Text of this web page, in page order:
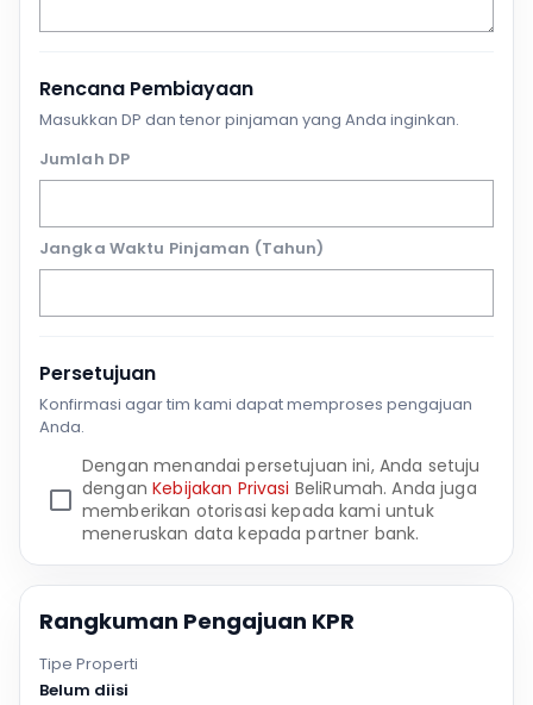
Rencana Pembiayaan
Masukkan DP dan tenor pinjaman yang Anda inginkan.
Jumlah DP
Jangka Waktu Pinjaman (Tahun)
Persetujuan
Konfirmasi agar tim kami dapat memproses pengajuan
Anda.
Dengan menandai persetujuan ini, Anda setuju
denganKebijakan Privasi BeliRumah. Anda juga
memberikan otorisasi kepada kami untuk
meneruskan data kepada partner bank.
Rangkuman Pengajuan KPR
Tipe Properti
Belum diisi